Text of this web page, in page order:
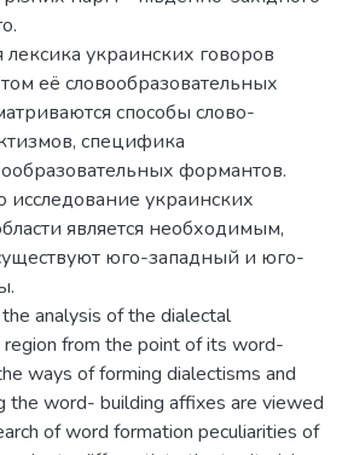
лексика украинских говоров
её словообразовательных
способы слово-
специфика
формантов.
исследование украинских
является необходимым,
юго-западный и юго-
analysis of the dialectal
from the point of its word-
ways of forming dialectisms and
the word- building affixes are viewed
of word formation peculiarities of